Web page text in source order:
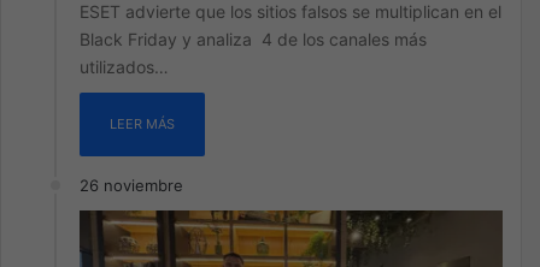
ESET advierte que los sitios falsos se multiplican en el
Black Friday y analiza 4 de los canales más
utilizados…
LEER MÁS
26 noviembre